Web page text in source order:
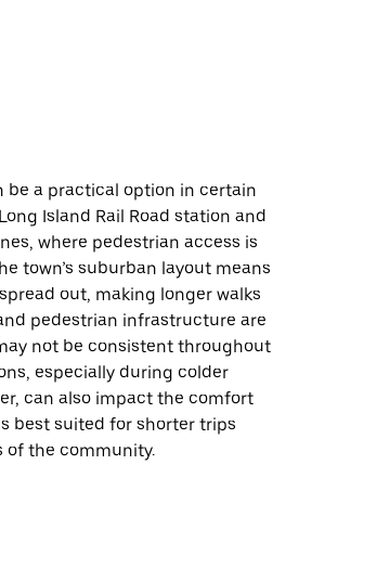
be a practical option in certain
Island Rail Road station and
where pedestrian access is
town’s suburban layout means
out, making longer walks
pedestrian infrastructure are
not be consistent throughout
especially during colder
can also impact the comfort
best suited for shorter trips
the community.